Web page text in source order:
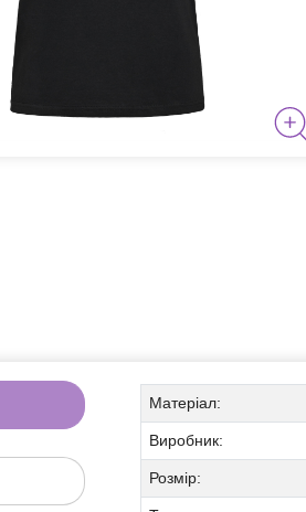
Література
Окуляри
Піни
Матеріал:
Виробник:
Розмір: